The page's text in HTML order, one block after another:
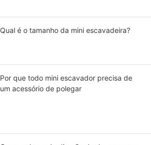
Qual é o tamanho da mini escavadeira?
Por que todo mini escavador precisa de
um acessório de polegar